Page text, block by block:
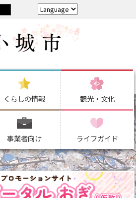
くらしの情報 観光・文化
事業者向け ライフガイド